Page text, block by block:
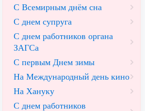
С Всемирным днём сна
С днем супруга
С днем работников органа
ЗАГСа
С первым Днем зимы
На Международный день кино
На Хануку
С днем работников